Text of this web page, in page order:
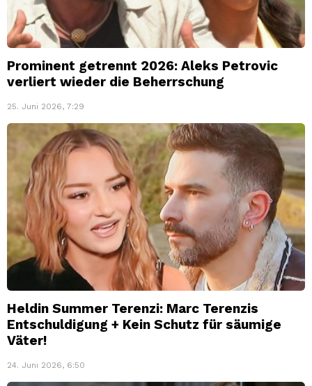
Prominent getrennt 2026: Aleks Petrovic
verliert wieder die Beherrschung
25. Juni 2026, 7:29
Heldin Summer Terenzi: Marc Terenzis
Entschuldigung + Kein Schutz für säumige
Väter!
24. Juni 2026, 6:50